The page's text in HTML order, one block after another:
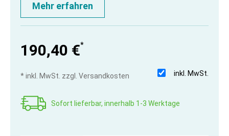
Mehr erfahren
190,40 €*
inkl. MwSt.
* inkl. MwSt. zzgl. Versandkosten
Sofort lieferbar, innerhalb 1-3 Werktage